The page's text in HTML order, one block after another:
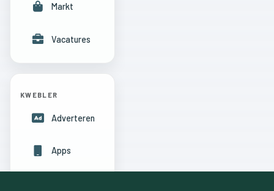
Markt
Vacatures
KWEBLER
Adverteren
Apps